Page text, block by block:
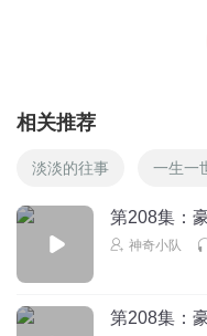
相关推荐
淡淡的往事 一生一
第208集：
神奇小队
第208集：